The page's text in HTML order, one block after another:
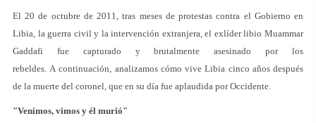
El 20 de octubre de 2011, tras meses de protestas contra el Gobierno en
Libia, la guerra civil y la intervención extranjera, el exlíder libio Muammar
Gaddafi fue capturado y brutalmente asesinado por los
rebeldes. A continuación, analizamos cómo vive Libia cinco años después
de la muerte del coronel, que en su día fue aplaudida por Occidente.
"Venimos, vimos y él murió"